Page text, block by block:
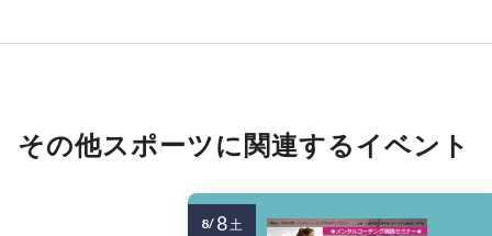
その他スポーツに関連するイベント
8/ 8土